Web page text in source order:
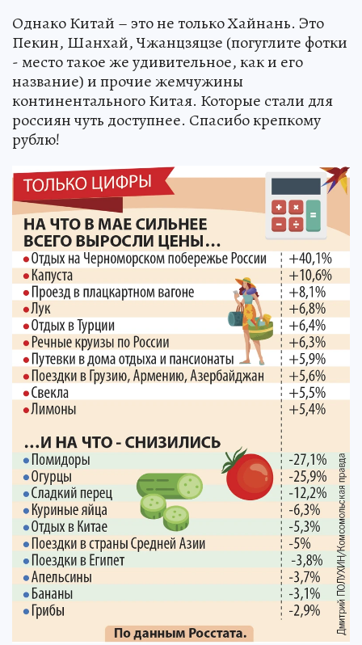
Однако Китай – это не только Хайнань. Это
Пекин, Шанхай, Чжанцзяцзе (погуглите фотки
- место такое же удивительное, как и его
название) и прочие жемчужины
континентального Китая. Которые стали для
россиян чуть доступнее. Спасибо крепкому
рублю!